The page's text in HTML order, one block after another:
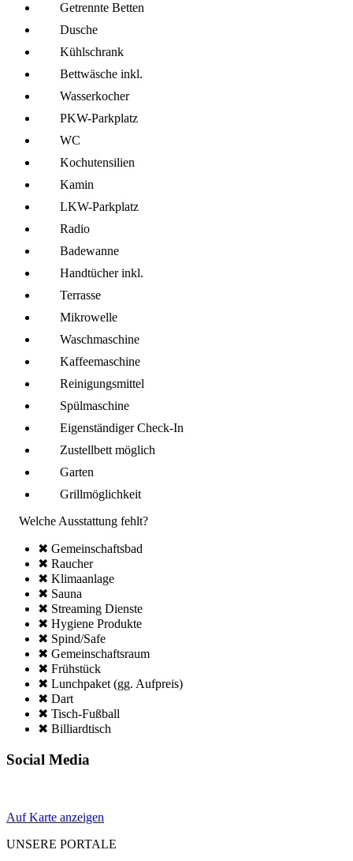
Getrennte Betten
Dusche
Kühl­schrank
Bettwäsche inkl.
Wasserkocher
PKW-Parkplatz
WC
Kochutensilien
Kamin
LKW-Parkplatz
Radio
Badewanne
Handtücher inkl.
Terrasse
Mikro­welle
Wasch­maschine
Kaffee­maschine
Reinigungsmittel
Spül­maschine
Eigenständiger Check-In
Zustellbett möglich
Garten
Grillmöglich­keit
Welche Ausstattung fehlt?
✖ Gemeinschafts­bad
✖ Raucher
✖ Klima­anlage
✖ Sauna
✖ Streaming Dienste
✖ Hygiene Produkte
✖ Spind/Safe
✖ Gemeinschafts­raum
✖ Frühstück
✖ Lunchpaket (gg. Aufpreis)
✖ Dart
✖ Tisch-Fußball
✖ Billiardtisch
Social Media
Auf Karte anzeigen
UNSERE PORTALE